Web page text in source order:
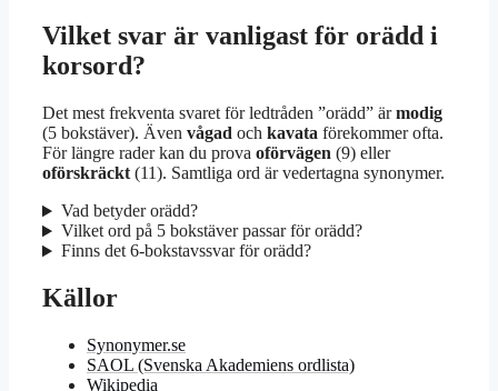
Vilket svar är vanligast för orädd i
korsord?
Det mest frekventa svaret för ledtråden ”orädd” ärmodig
(5 bokstäver). Även vågad och kavata förekommer ofta.
För längre rader kan du prova oförvägen (9) eller
oförskräckt (11). Samtliga ord är vedertagna synonymer.
Vad betyder orädd?
Vilket ord på 5 bokstäver passar för orädd?
Finns det 6-bokstavssvar för orädd?
Källor
Synonymer.se
SAOL (Svenska Akademiens ordlista)
Wikipedia